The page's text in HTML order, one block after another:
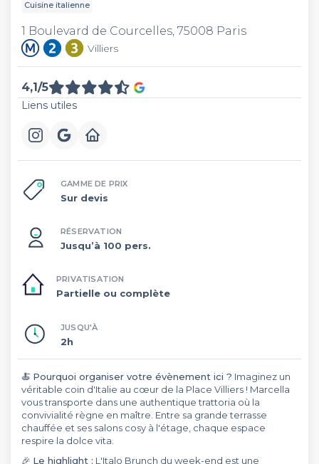
Cuisine italienne
1 Boulevard de Courcelles, 75008 Paris
Villiers
4,1/5
Liens utiles
GAMME DE PRIX
Sur devis
RÉSERVATION
Jusqu’à 100 pers.
PRIVATISATION
Partielle ou complète
JUSQU'À
2h
🍝 Pourquoi organiser votre évènement ici ? Imaginez un
véritable coin d'Italie au cœur de la Place Villiers ! Marcella
vous transporte dans une authentique trattoria où la
convivialité règne en maître. Entre sa grande terrasse
chauffée et ses salons cosy à l'étage, chaque espace
respire la dolce vita.
🎉 Le highlight : L'Italo Brunch du week-end est une